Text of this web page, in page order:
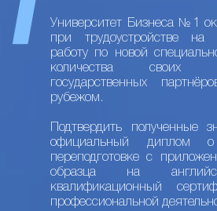
Университет Бизнеса №1
при трудоустройстве на
работу по новой
количества своих
государственных
рубежом.
Подтвердить полученные
официальный диплом о
переподготовке с
образца на
квалификационный
профессиональной